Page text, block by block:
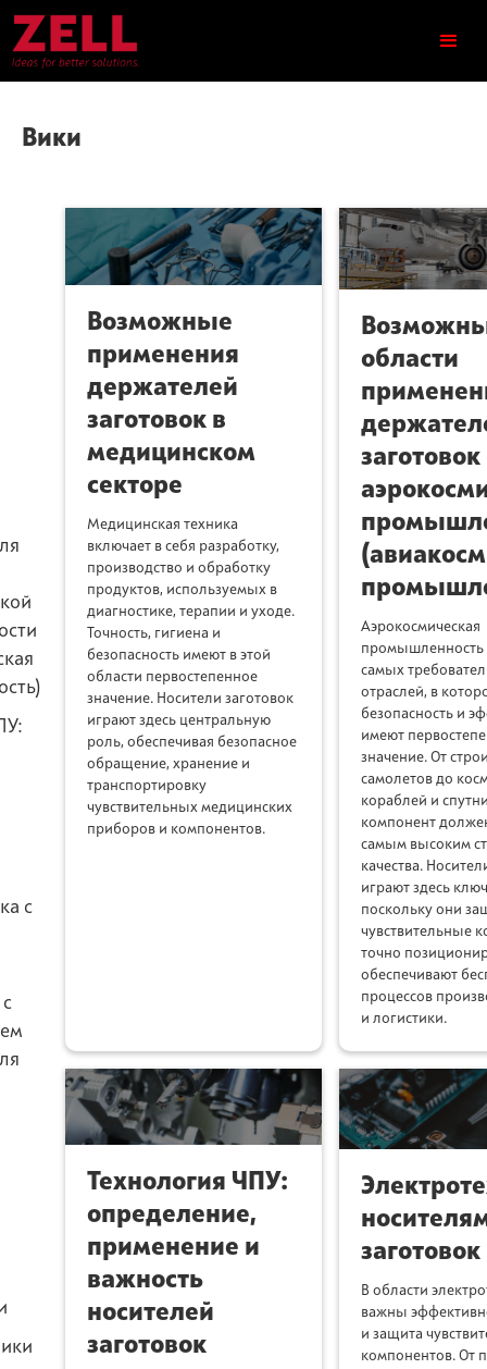
Вики
с
Возможные
применения
держателей
заготовок в
медицинском
секторе
Медицинская техника
включает в себя разработку,
производство и обработку
продуктов, используемых в
диагностике, терапии и уходе.
Точность, гигиена и
безопасность имеют в этой
области первостепенное
значение. Носители заготовок
играют здесь центральную
роль, обеспечивая безопасное
обращение, хранение и
транспортировку
чувствительных медицинских
приборов и компонентов.
области
заготовок
Аэрокосмическая
промышленность
самых
отраслей, в
безопасность и
имеют
значение. От
самолетов до
кораблей и
компонент
самым высоким
качества.
играют здесь
поскольку они
чувствительные
точно
обеспечивают
процессов
и логистики.
Технология ЧПУ:
определение,
применение и
важность
носителей
заготовок
заготовок
В области
важны
и защита
компонентов. От